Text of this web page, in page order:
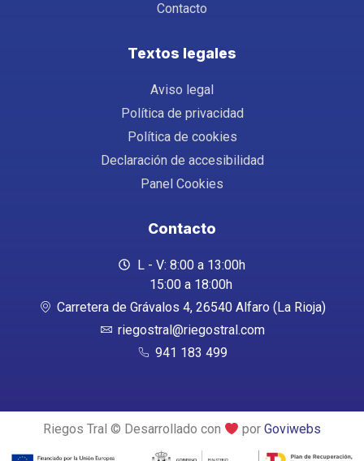
Contacto
Textos legales
Aviso legal
Política de privacidad
Política de cookies
Declaración de accesibilidad
Panel Cookies
Contacto
L - V: 8:00 a 13:00h
15:00 a 18:00h
Carretera de Grávalos 4, 26540 Alfaro (La Rioja)
riegostral@riegostral.com
941 183 499
Riegos Tral © Desarrollado con porGoviwebs